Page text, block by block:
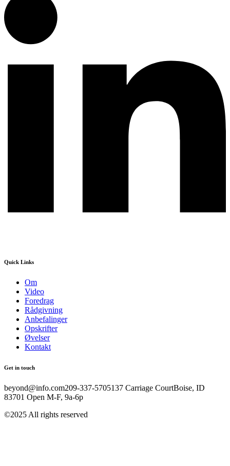
Quick Links
Om
Video
Foredrag
Rådgivning
Anbefalinger
Opskrifter
Øvelser
Kontakt
Get in touch
beyond@info.com​​ 209-337-5705​​ 137 Carriage Court​​ Boise, ID
83701 Open M-F, 9a-6p
©2025 All rights reserved